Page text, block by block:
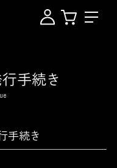
手続き
手続き